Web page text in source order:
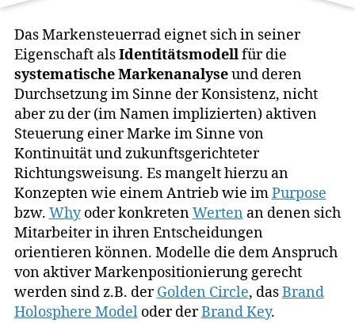
Das Markensteuerrad eignet sich in seiner
Eigenschaft alsIdentitätsmodellfür die
systematische Markenanalyseund deren
Durchsetzung im Sinne der Konsistenz, nicht
aber zu der (im Namen implizierten) aktiven
Steuerung einer Marke im Sinne von
Kontinuität und zukunftsgerichteter
Richtungsweisung. Es mangelt hierzu an
Konzepten wie einem Antrieb wie imPurpose
bzw. Whyoder konkretenWerten an denen sich
Mitarbeiter in ihren Entscheidungen
orientieren können. Modelle die dem Anspruch
von aktiver Markenpositionierung gerecht
werden sind z.B. derGolden Circle, dasBrand
Holosphere Modeloder derBrand Key.